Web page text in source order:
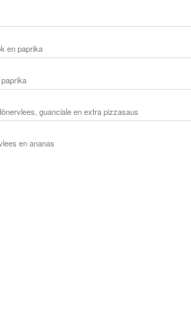
en paprika
guanciale en extra pizzasaus
en ananas